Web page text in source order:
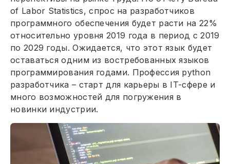
of Labor Statistics, спрос на разработчиков
программного обеспечения будет расти на 22%
относительно уровня 2019 года в период с 2019
по 2029 годы. Ожидается, что этот язык будет
оставаться одним из востребованных языков
программирования годами. Профессия python
разработчика – старт для карьеры в IT-сфере и
много возможностей для погружения в
новинки индустрии.